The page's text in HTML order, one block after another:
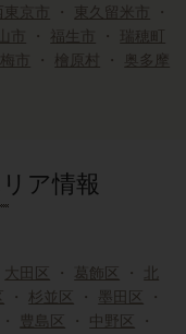
東京市 ・ 東久留米市
・
市 ・ 福生市 ・
瑞穂町
市 ・ 檜原村 ・
奥多摩
ア情報
大田区 ・ 葛飾区 ・
北
・杉並区 ・ 墨田区
・
・ 豊島区 ・ 中野区
・